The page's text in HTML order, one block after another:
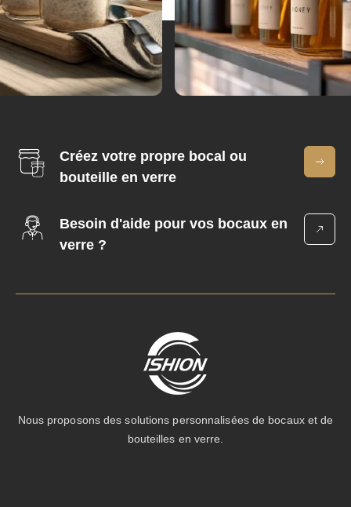
Créez votre propre bocal ou
bouteille en verre
Besoin d'aide pour vos bocaux en
verre ?
Nous proposons des solutions personnalisées de bocaux et de
bouteilles en verre.